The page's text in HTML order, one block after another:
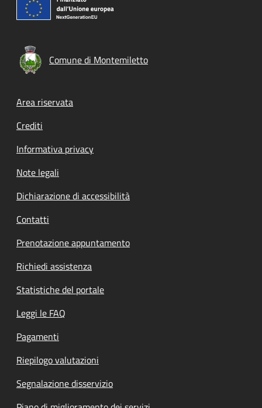
Comune di Montemiletto
Footer menu
Area riservata
Crediti
Informativa privacy
Note legali
Dichiarazione di accessibilità
Contatti
Prenotazione appuntamento
Richiedi assistenza
Statistiche del portale
Leggi le FAQ
Pagamenti
Riepilogo valutazioni
Segnalazione disservizio